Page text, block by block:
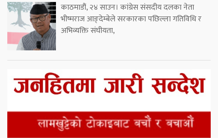
काठमाडौं, २४ साउन। कांग्रेस संसदीय दलका नेता
भीष्मराज आङ्देम्बेले सरकारका पछिल्ला गतिविधि र
अभिव्यक्ति संघीयता,